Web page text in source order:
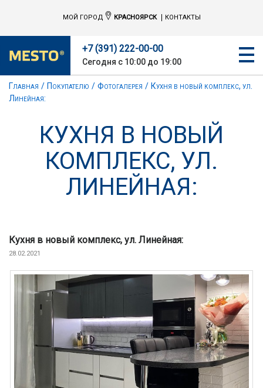
МОЙ ГОРОД КРАСНОЯРСК КОНТАКТЫ
+7 (391) 222-00-00
Сегодня с 10:00 до 19:00
Главная Покупателю Фотогалерея
Кухня в новый комплекс, ул.
Линейная:
КУХНЯ В НОВЫЙ
КОМПЛЕКС, УЛ.
ЛИНЕЙНАЯ:
Кухня в новый комплекс, ул. Линейная:
28.02.2021